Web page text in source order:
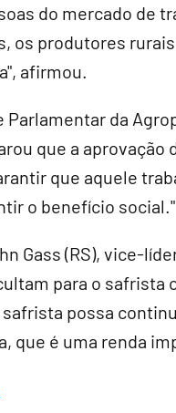
do mercado de
os produtores
afirmou.
Parlamentar da
que a
que aquele
o benefício social."
Gass (RS), vice-
para o safrista
possa
que é uma renda